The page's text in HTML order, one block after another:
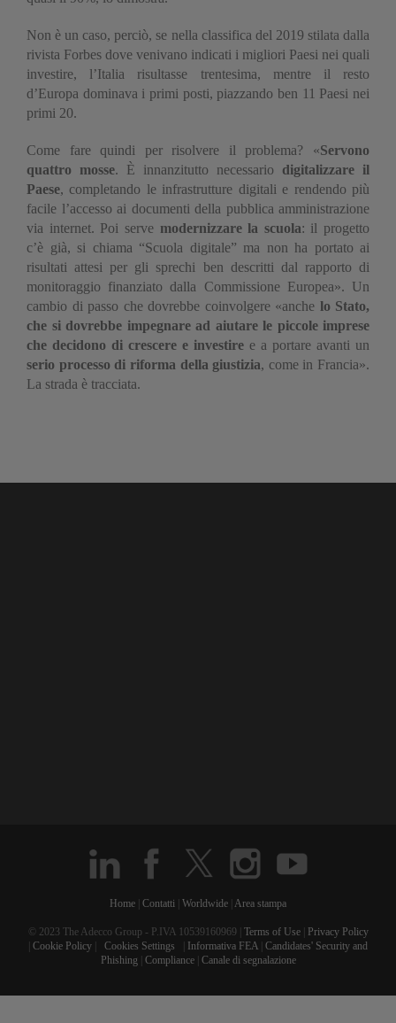
Non è un caso, perciò, se nella classifica del 2019 stilata dalla
rivista Forbes dove venivano indicati i migliori Paesi nei quali
investire, l’Italia risultasse trentesima, mentre il resto
d’Europa dominava i primi posti, piazzando ben 11 Paesi nei
primi 20.
Come fare quindi per risolvere il problema? «Servono
quattro mosse. È innanzitutto necessario digitalizzare il
Paese, completando le infrastrutture digitali e rendendo più
facile l’accesso ai documenti della pubblica amministrazione
via internet. Poi serve modernizzare la scuola: il progetto
c’è già, si chiama “Scuola digitale” ma non ha portato ai
risultati attesi per gli sprechi ben descritti dal rapporto di
monitoraggio finanziato dalla Commissione Europea». Un
cambio di passo che dovrebbe coinvolgere «anche lo Stato,
che si dovrebbe impegnare ad aiutare le piccole imprese
che decidono di crescere e investire e a portare avanti un
serio processo di riforma della giustizia, come in Francia».
La strada è tracciata.
Home Contatti Worldwide Area stampa
© 2023 The Adecco Group - P.IVA 10539160969 | Terms of Use|
Privacy Policy
Cookie Policy Cookies Settings Informativa FEA Candidates' Security and
Phishing
Compliance| Canale di segnalazione